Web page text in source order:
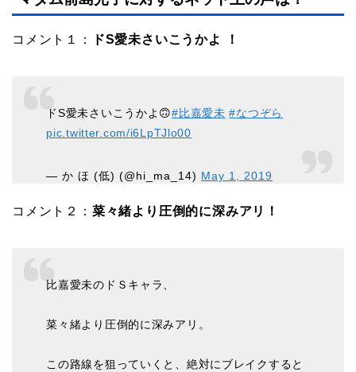
コメント１： ドS愛未さいこうかよ ！
ドS愛未さいこうかよ🙃#比嘉愛未 #なつぞら
pic.twitter.com/i6LpTJlo00
— か ほ (低) (@hi_ma_14) May 1, 2019
コメント２： 菜々緒より圧倒的に深みアリ！
比嘉愛未のドＳキャラ、
菜々緒より圧倒的に深みアリ。
この路線を狙っていくと、絶対にブレイクすると